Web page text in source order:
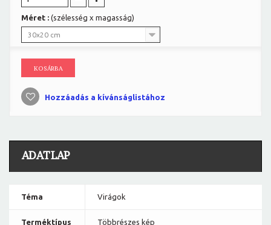
Méret : (szélesség x magasság)
30x20 cm
KOSÁRBA
Hozzáadás a kívánságlistához
ADATLAP
Téma Virágok
Terméktípus Többrészes kép